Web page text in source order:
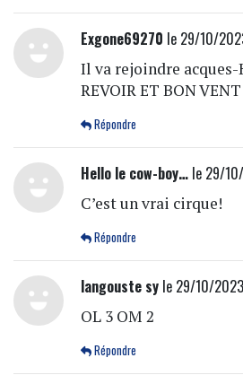
Exgone69270 le 29/10/
Il va rejoindre acques-
REVOIR ET BON VENT
Répondre
Hello le cow-boy…le 29/10/
C’est un vrai cirque!
Répondre
langouste syle 29/10/
OL 3 OM 2
Répondre